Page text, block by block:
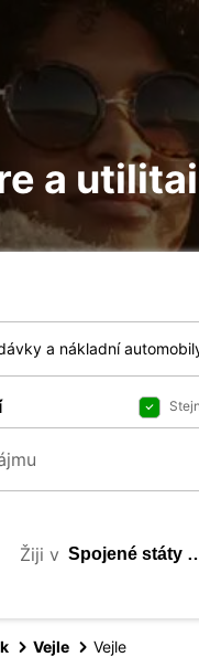
a
a nákladní
Žiji v
Vejle Vejle